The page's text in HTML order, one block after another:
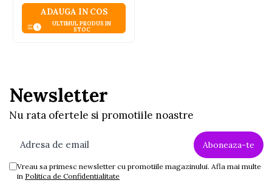
ADAUGA IN COS
ULTIMUL PRODUS IN
STOC
Newsletter
Nu rata ofertele si promotiile noastre
Vreau sa primesc newsletter cu promotiile magazinului. Afla mai multe
in Politica de Confidentialitate